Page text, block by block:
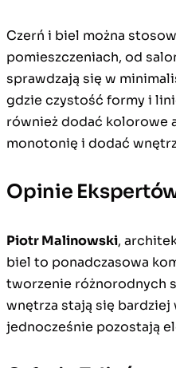
Czerń i biel można
pomieszczeniach, od
sprawdzają się w
gdzie czystość formy i
również dodać kolorowe
monotonię i dodać
Opinie
Piotr Malinowski,
biel to ponadczasowa
tworzenie różnorodnych
wnętrza stają się bardziej
jednocześnie pozostają